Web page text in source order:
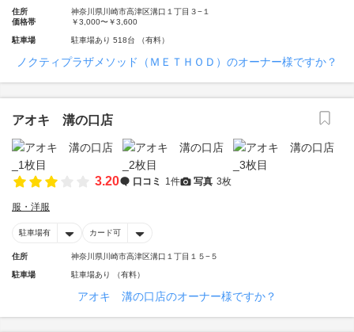
住所
神奈川県川崎市高津区溝口１丁目３−１
価格帯
￥3,000〜￥3,600
駐車場 駐車場あり 518台 （有料）
ノクティプラザメソッド（ＭＥＴＨＯＤ）のオーナー様ですか？
アオキ 溝の口店
3.20 口コミ 1件 写真 3枚
服・洋服
駐車場有 カード可
住所 神奈川県川崎市高津区溝口１丁目１５−５
駐車場 駐車場あり （有料）
アオキ 溝の口店のオーナー様ですか？